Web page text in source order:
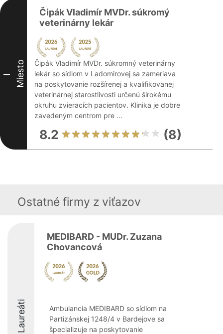
I Miesto
Čipák Vladimír MVDr. súkromý
veterinárny lekár
Čipák Vladimír MVDr. súkromný veterinárny
lekár so sídlom v Ladomirovej sa zameriava
na poskytovanie rozšírenej a kvalifikovanej
veterinárnej starostlivosti určenú širokému
okruhu zvieracích pacientov. Klinika je dobre
zavedeným centrom pre ...
8.2 (8)
Ostatné firmy z viťazov
Laureáti
MEDIBARD - MUDr. Zuzana
Chovancová
Ambulancia MEDIBARD so sídlom na
Partizánskej 1248/4 v Bardejove sa
špecializuje na poskytovanie